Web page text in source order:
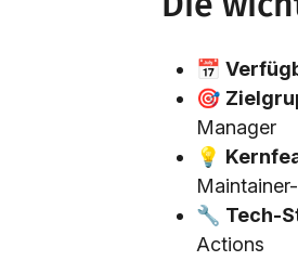
📅
🎯
Manager
💡
🔧 Tech-
Actions